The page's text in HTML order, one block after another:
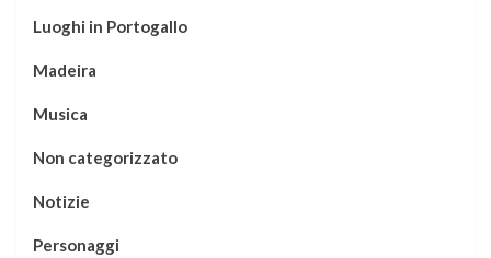
Luoghi in Portogallo
Madeira
Musica
Non categorizzato
Notizie
Personaggi